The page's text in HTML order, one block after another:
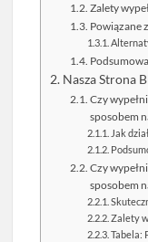
Zalety
Powiązane
Nasza Strona
Czy
sposobem
Jak
Czy
sposobem
Zalety
Tabela: